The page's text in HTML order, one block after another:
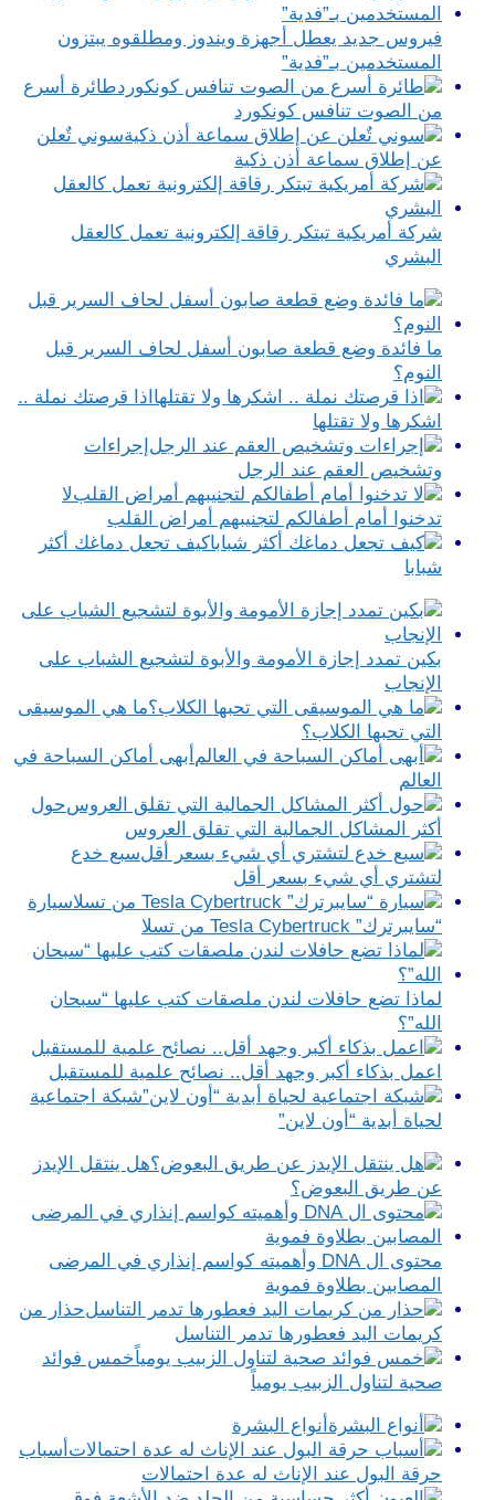
فيروس جديد يعطل أجهزة ويندوز ومطلقوه يبتزون
المستخدمين بـ”فدية”
طائرة أسرع
من الصوت تنافس كونكورد
سوني تٌعلن
عن إطلاق سماعة أذن ذكية
شركة أمريكية تبتكر رقاقة إلكترونية تعمل كالعقل
البشري
ما فائدة وضع قطعة صابون أسفل لحاف السرير قبل
النوم؟
اذا قرصتك نملة ..
اشكرها ولا تقتلها
إجراءات
وتشخيص العقم عند الرجل
لا
تدخنوا أمام أطفالكم لتجنيبهم أمراض القلب
كيف تجعل دماغك أكثر
شبابا
بكين تمدد إجازة الأمومة والأبوة لتشجيع الشباب على
الإنجاب
ما هي الموسيقى
التي تحبها الكلاب؟
أبهى أماكن السباحة في
العالم
حول
أكثر المشاكل الجمالية التي تقلق العروس
سبع خدع
لتشتري أي شيء بسعر أقل
سيارة
“سايبرترك” Tesla Cybertruck من تسلا
لماذا تضع حافلات لندن ملصقات كتب عليها “سبحان
الله”؟
اعمل بذكاء أكبر وجهد أقل.. نصائح علمية للمستقبل
شبكة اجتماعية
لحياة أبدية “أون لاين”
هل ينتقل الإيدز
عن طريق البعوض؟
محتوى ال DNA وأهميته كواسم إنذاري في المرضى
المصابين بطلاوة فموية
حذار من
كريمات اليد فعطورها تدمر التناسل
خمس فوائد
صحية لتناول الزبيب يومياً
أنواع البشرة
أسباب
حرقة البول عند الإناث له عدة احتمالات